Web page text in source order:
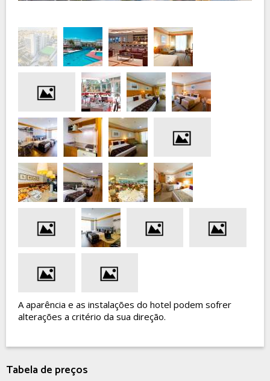
A aparência e as instalações do hotel podem sofrer
alterações a critério da sua direção.
Tabela de preços